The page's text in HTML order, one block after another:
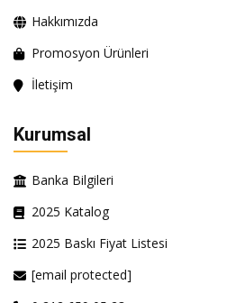
Hakkımızda
Promosyon Ürünleri
İletişim
Kurumsal
Banka Bilgileri
2025 Katalog
2025 Baskı Fiyat Listesi
[email protected]